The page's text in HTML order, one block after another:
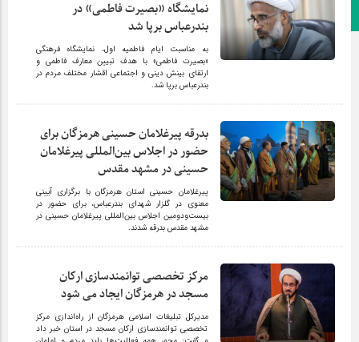
اپلیکیشن بیرق
نمایشگاه «بصیرت فاطمی» در
بندرعباس برپا شد
به مناسبت ایام فاطمیه اول، نمایشگاه فرهنگی
«بصیرت فاطمی» با هدف تبیین معارف فاطمی و
ارتقای بینش دینی و اجتماعی اقشار مختلف مردم در
بندرعباس برپا شد.
بدرقه پیرغلامان حسینی هرمزگان برای
حضور در اجلاس بین‌المللی پیرغلامان
حسینی در مشهد مقدس
پیرغلامان حسینی استان هرمزگان با برگزاری آیینی
معنوی در گلزار شهدای بندرعباس، برای حضور در
بیست‌ودومین اجلاس بین‌المللی پیرغلامان حسینی در
مشهد مقدس بدرقه شدند.
مرکز تخصصی توانمندسازی ارکان
مسجد در هرمزگان ایجاد می شود
مدیرکل تبلیغات اسلامی هرمزگان از راه‌اندازی مرکز
تخصصی توانمندسازی ارکان مسجد در استان خبر داد